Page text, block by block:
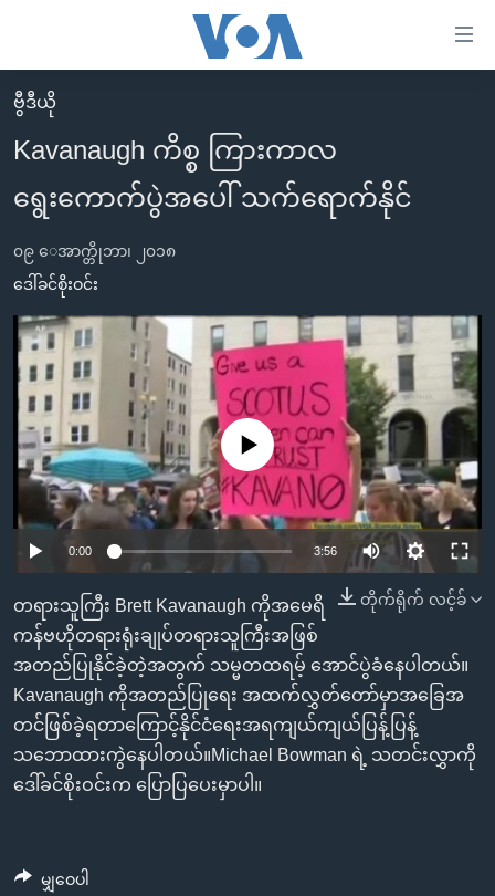
လွယ်ကူ
စေ
Link
များ
ပင်မ
အကြောင်းအရာ
သို့
ကျော်
ကြည့်
ရန်
ပင်မ
ညွန်း
စာမျက်နှာ
ကျော်
ကြည့်
ရှာဖွေ
နေရာ
မူလစာမျက်နှာ
မြန်မာ
ကမ္ဘာ့သတင်းများ
အမေရိကန်
တရုတ်
အစ္စရေး-ပါလက်စတိုင်း
သတင်းလွတ်လပ်ခွင့်
ရပ်ဝန်းတခု လမ်းတခု အလွန်
အင်္ဂလိပ်စာလေ့လာမယ်
အမေရိကန်သုံးအီဒီယံ
မကြေးမုံရဲ့ အင်္ဂလိပ်စာ
ရုပ်ရှင်ထဲက အင်္ဂလိပ်စာ
သုတပဒေသာ အင်္ဂလိပ်စာ
အပတ်စဉ်ကဏ္ဍများ
ရေဒီယို
တီဗွီ
ရေဒီယိုနှင့်ရုပ်သံ အချက်အလက်များ
ရေဒီယို/တီဗွီအစီအစဉ်
Learning English
ဗွီအိုအေ လူမှုကွန်ယက်များ
ဘာသာစကားများ
ဗွီဒီယို
Kavanaugh ကိစ္စ ကြားကာလ
ရွေးကောက်ပွဲအပေါ် သက်ရောက်နိုင်
၀၉ ေအာက္တိုဘာ၊ ၂၀၁၈
ဒေါ်ခင်စိုးဝင်း
No media source currently available
0:00 3:56
တိုက်ရိုက် လင့်ခ်
တရားသူကြီး Brett Kavanaugh ကိုအမေရိ
ကန်ဗဟိုတရားရုံးချုပ်တရားသူကြီးအဖြစ်
အတည်ပြုနိုင်ခဲ့တဲ့အတွက် သမ္မတထရမ့် အောင်ပွဲခံနေပါတယ်။
Kavanaugh ကိုအတည်ပြုရေး အထက်လွှတ်တော်မှာအခြေအ
တင်ဖြစ်ခဲ့ရတာကြောင့်နိုင်ငံရေးအရကျယ်ကျယ်ပြန့်ပြန့်
သဘောထားကွဲနေပါတယ်။Michael Bowman ရဲ့ သတင်းလွှာကို
ဒေါ်ခင်စိုးဝင်းက ပြောပြပေးမှာပါ။
မျှဝေပါ